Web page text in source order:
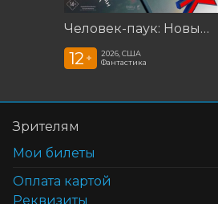
Человек-паук: Новый день (2026)
12 +
2026, США
Фантастика
Зрителям
Мои билеты
Оплата картой
Реквизиты